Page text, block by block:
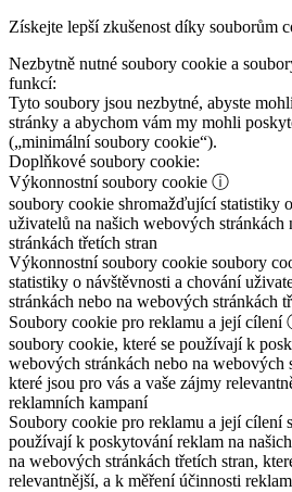
Získejte lepší zkušenost díky souborům
Nezbytně nutné soubory cookie a
funkcí:
Tyto soubory jsou nezbytné, abyste
stránky a abychom vám my mohli
(„minimální soubory cookie“).
Doplňkové soubory cookie:
Výkonnostní soubory cookie ⓘ
soubory cookie shromažďující statistiky
uživatelů na našich webových stránkách
stránkách třetích stran
Výkonnostní soubory cookie soubory
statistiky o návštěvnosti a chování
stránkách nebo na webových stránkách
Soubory cookie pro reklamu a její cílení
soubory cookie, které se používají k
webových stránkách nebo na webových
které jsou pro vás a vaše zájmy
reklamních kampaní
Soubory cookie pro reklamu a její cílení
používají k poskytování reklam na
na webových stránkách třetích stran,
relevantnější, a k měření účinnosti